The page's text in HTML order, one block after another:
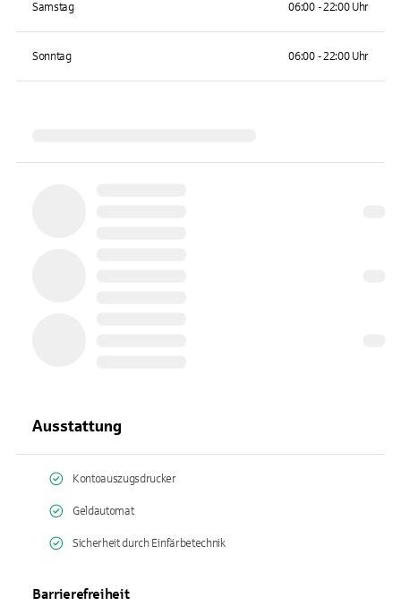
Samstag 06:00 - 22:00 Uhr
Sonntag 06:00 - 22:00 Uhr
Ausstattung
Kontoauszugsdrucker
Geldautomat
Sicherheit durch Einfärbetechnik
Barrierefreiheit